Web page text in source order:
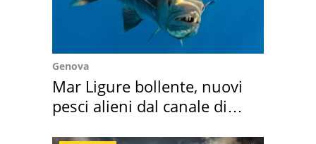
Genova
Mar Ligure bollente, nuovi
pesci alieni dal canale di